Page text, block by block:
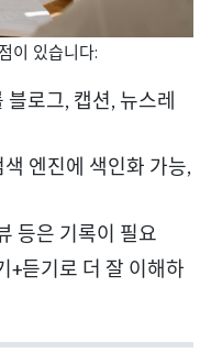
이 있습니다:
블로그, 캡션, 뉴스레
엔진에 색인화 가능,
등은 기록이 필요
+듣기로 더 잘 이해하